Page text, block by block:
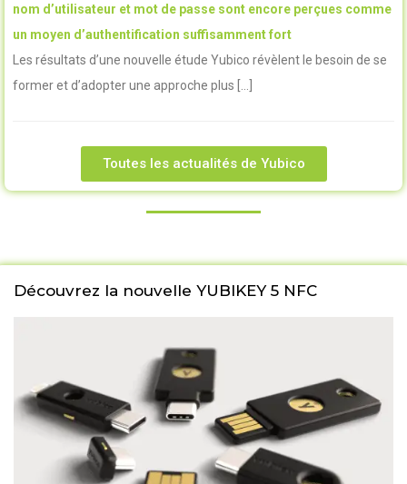
nom d’utilisateur et mot de passe sont encore perçues comme
un moyen d’authentification suffisamment fort
Les résultats d’une nouvelle étude Yubico révèlent le besoin de se
former et d’adopter une approche plus […]
Toutes les actualités de Yubico
Découvrez la nouvelle YUBIKEY 5 NFC